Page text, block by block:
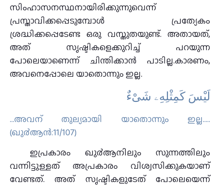
സിംഹാസനസ്ഥനായിരിക്കുന്നുവെന്ന്
പ്രസ്താവിക്കപ്പെടുമ്പോള്‍ പ്രത്യേകം
ശ്രദ്ധിക്കപ്പെടേണ്ട ഒരു വസ്തുതയുണ്ട്. അതായത്,
അത് സൃഷ്ടികളെക്കുറിച്ച് പറയുന്ന
പോലെയാണെന്ന് ചിന്തിക്കാന്‍ പാടില്ല.കാരണം,
അവനെപ്പോലെ യാതൊന്നും ഇല്ല.
ﻟَﻴْﺲَ ﻛَﻤِﺜْﻠِﻪِۦ ﺷَﻰْءٌ
…അവന് തുല്യമായി യാതൊന്നും ഇല്ല…..
(ഖു൪ആന്‍:11/107)
ഇപ്രകാരം ഖു൪ആനിലും സുന്നത്തിലും
വന്നിട്ടുള്ളത് അപ്രകാരം വിശ്വസിക്കുകയാണ്
വേണ്ടത്. അത് സൃഷ്ടികളുടേത് പോലെയെന്ന്